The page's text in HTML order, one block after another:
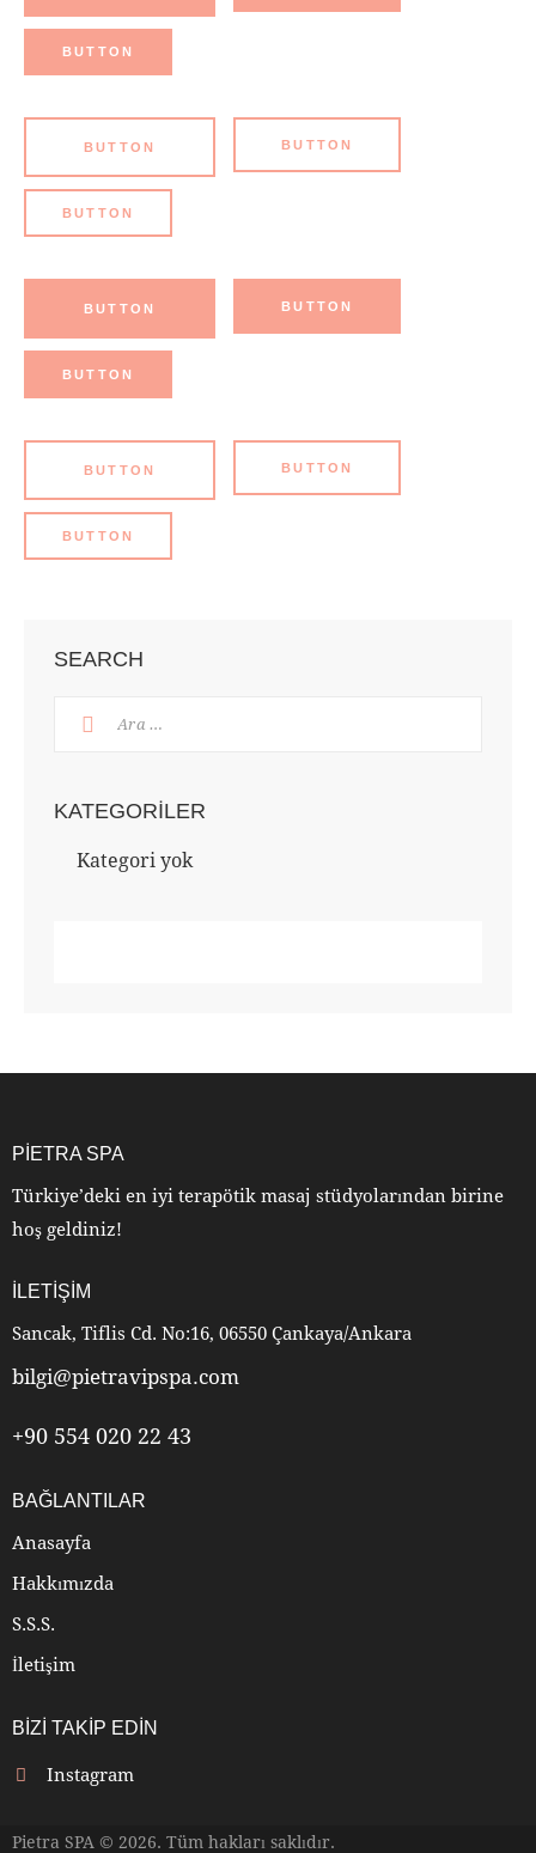
BUTTON
BUTTON BUTTON
BUTTON
BUTTON BUTTON
BUTTON
BUTTON BUTTON
BUTTON
SEARCH
KATEGORILER
Kategori yok
PIETRA SPA
Türkiye’deki en iyi terapötik masaj stüdyolarından birine
hoş geldiniz!
ILETIŞIM
Sancak, Tiflis Cd. No:16, 06550 Çankaya/Ankara
bilgi@pietravipspa.com
+90 554 020 22 43
BAĞLANTILAR
Anasayfa
Hakkımızda
S.S.S.
İletişim
BIZI TAKIP EDIN
Instagram
Pietra SPA © 2026. Tüm hakları saklıdır.